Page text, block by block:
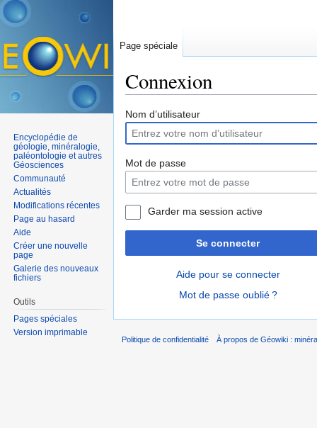
Connexion
Nom d’utilisateur
Mot de passe
Garder ma session active
Se connecter
Aide pour se connecter
Mot de passe oublié ?
Page spéciale
Encyclopédie de
géologie, minéralogie,
paléontologie et autres
Géosciences
Communauté
Actualités
Modifications récentes
Page au hasard
Aide
Créer une nouvelle
page
Galerie des nouveaux
fichiers
Outils
Pages spéciales
Version imprimable
Politique de confidentialité À propos de Géowiki :